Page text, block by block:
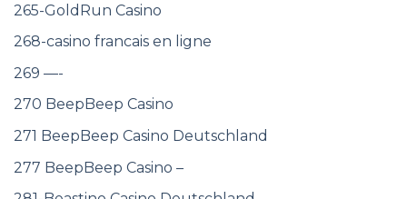
265-GoldRun Casino
268-casino francais en ligne
269 —-
270 BeepBeep Casino
271 BeepBeep Casino Deutschland
277 BeepBeep Casino –